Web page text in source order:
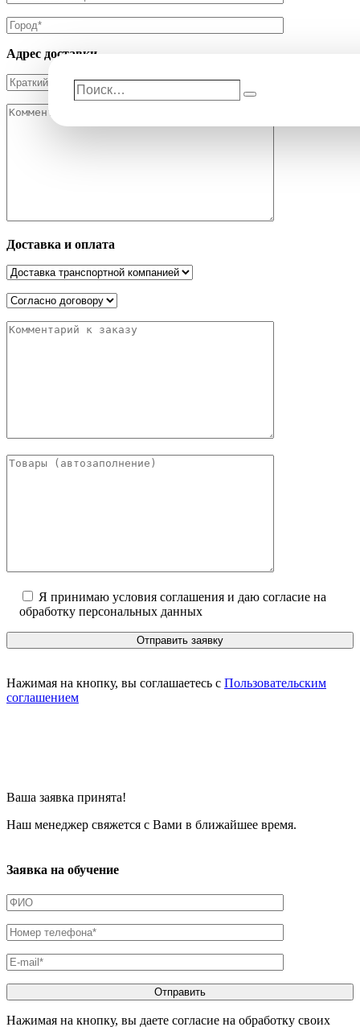
Адрес доставки
Доставка и оплата
Я принимаю условия соглашения и даю согласие на
обработку персональных данных
Нажимая на кнопку, вы соглашаетесь с Пользовательским
соглашением
Ваша заявка принята!
Наш менеджер свяжется с Вами в ближайшее время.
Заявка на обучение
Нажимая на кнопку, вы даете согласие на обработку своих
Поиск…
Поиск